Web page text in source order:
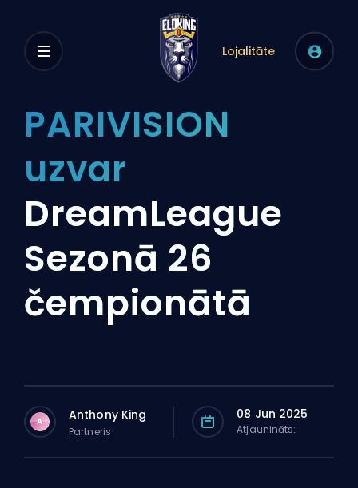
Lojalitāte
PARIVISION
uzvar
DreamLeague
Sezonā 26
čempionātā
A Anthony King
Partneris
08 Jun 2025
Atjaunināts: